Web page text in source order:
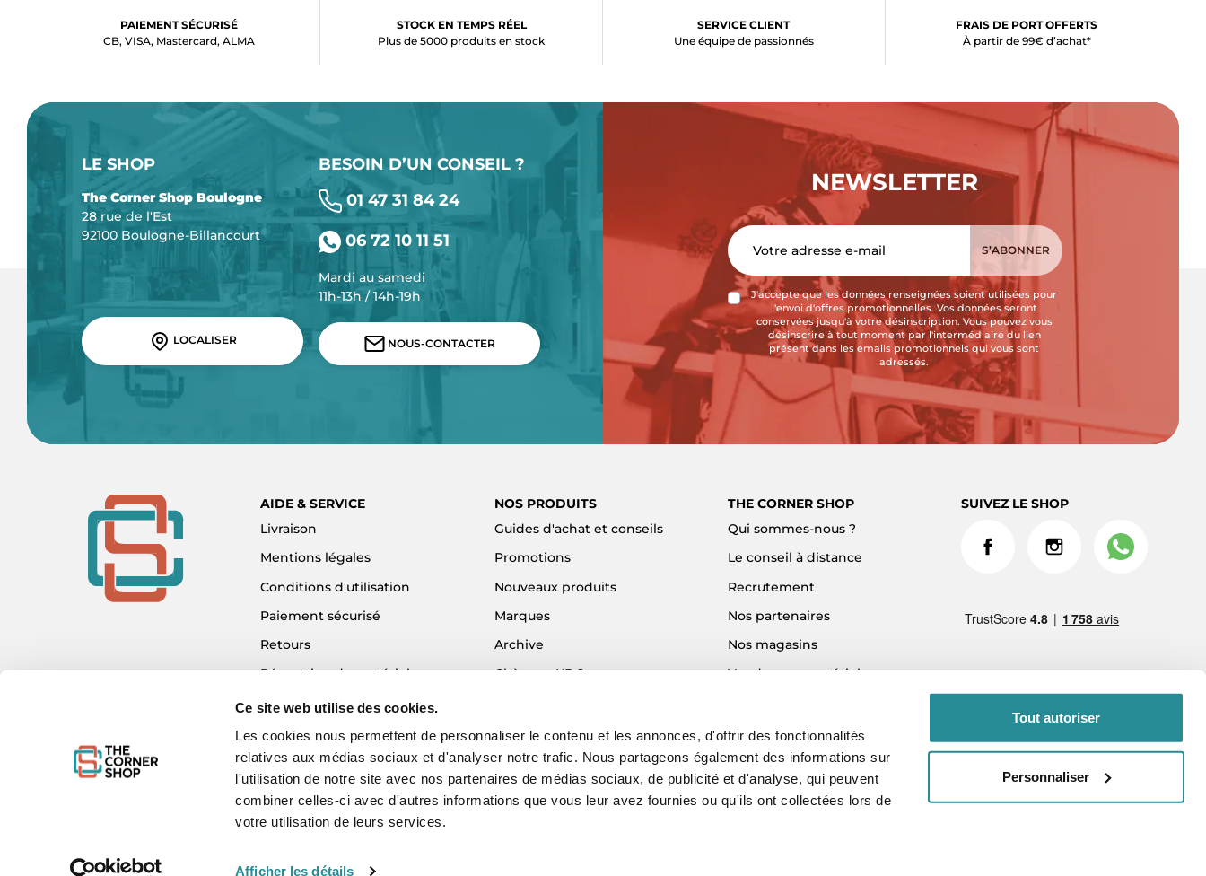
Ce site web utilise des cookies.
Les cookies nous permettent de personnaliser le contenu et les annonces, d'offrir des fonctionnalités
relatives aux médias sociaux et d'analyser notre trafic. Nous partageons également des informations sur
l'utilisation de notre site avec nos partenaires de médias sociaux, de publicité et d'analyse, qui peuvent
combiner celles-ci avec d'autres informations que vous leur avez fournies ou qu'ils ont collectées lors de
votre utilisation de leurs services.
Afficher les détails
Tout autoriser
Personnaliser
PAIEMENT SÉCURISÉ
CB, VISA, Mastercard, ALMA
STOCK EN TEMPS RÉEL
Plus de 5000 produits en stock
SERVICE CLIENT
Une équipe de passionnés
FRAIS DE PORT OFFERTS
À partir de 99€ d’achat*
LE SHOP
The Corner Shop Boulogne
28 rue de l'Est
92100 Boulogne-Billancourt
LOCALISER
BESOIN D’UN CONSEIL ?
01 47 31 84 24
06 72 10 11 51
Mardi au samedi
11h-13h / 14h-19h
NOUS-CONTACTER
NEWSLETTER
J'accepte que les données renseignées soient utilisées pour
l'envoi d'offres promotionnelles. Vos données seront
conservées jusqu'à votre désinscription. Vous pouvez vous
désinscrire à tout moment par l'intermédiaire du lien
présent dans les emails promotionnels qui vous sont
adressés.
AIDE & SERVICE
Livraison
Mentions légales
Conditions d'utilisation
Paiement sécurisé
Retours
Réparation de matériel
Détaxe - Tax Refund
Garantie & SAV
Plan du site
Mon compte
Nous contacter
NOS PRODUITS
Guides d'achat et conseils
Promotions
Nouveaux produits
Marques
Archive
Chèques KDO
THE CORNER SHOP
Qui sommes-nous ?
Le conseil à distance
Recrutement
Nos partenaires
Nos magasins
Vendre son matériel
Blog
SUIVEZ LE SHOP